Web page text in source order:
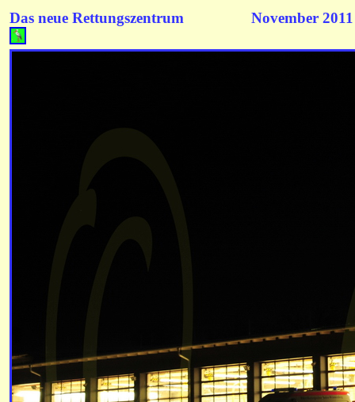
Das neue Rettungszentrum November